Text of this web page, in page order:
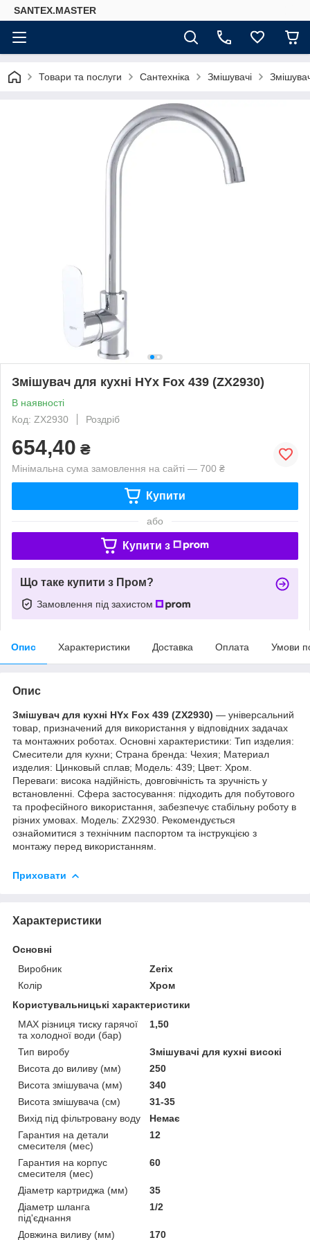
SANTEX.MASTER
Товари та послуги Сантехніка Змішувачі
Змішувач для кухні HYx Fox 439 (ZX2930)
В наявності
Код: ZX2930
Роздріб
654,40 ₴
Мінімальна сума замовлення на сайті — 700 ₴
Купити
або
Купити з
Що таке купити з Пром?
Замовлення під захистом
Опис Характеристики Доставка Оплата Умови
Опис
Змішувач для кухні HYx Fox 439 (ZX2930) — універсальний
товар, призначений для використання у відповідних задачах
та монтажних роботах. Основні характеристики: Тип изделия:
Смесители для кухни; Страна бренда: Чехия; Материал
изделия: Цинковый сплав; Мoдель: 439; Цвет: Хром.
Переваги: висока надійність, довговічність та зручність у
встановленні. Сфера застосування: підходить для побутового
та професійного використання, забезпечує стабільну роботу в
різних умовах. Модель: ZX2930. Рекомендується
ознайомитися з технічним паспортом та інструкцією з
монтажу перед використанням.
Приховати
Характеристики
Основні
Виробник
Zerix
Колір
Хром
Користувальницькі характеристики
MAX різниця тиску гарячої
та холодної води (бар)
1,50
Тип виробу
Змішувачі для кухні високі
Висота до виливу (мм)
250
Висота змішувача (мм)
340
Висота змішувача (см)
31-35
Вихід під фільтровану воду
Немає
Гарантия на детали
смесителя (мес)
12
Гарантия на корпус
смесителя (мес)
60
Діаметр картриджа (мм)
35
Діаметр шланга
під'єднання
1/2
Довжина виливу (мм) 170